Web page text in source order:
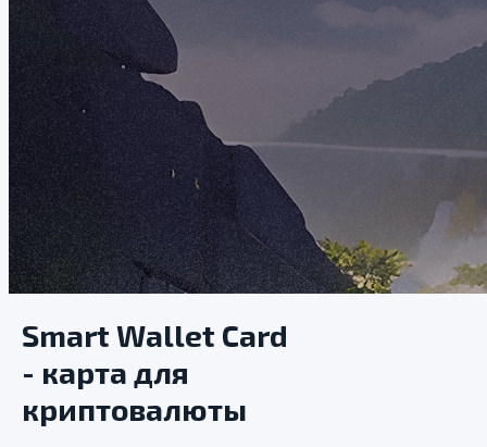
Smart Wallet Card
- карта для
криптовалюты